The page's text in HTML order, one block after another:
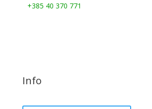
+385 40 370 771
Info